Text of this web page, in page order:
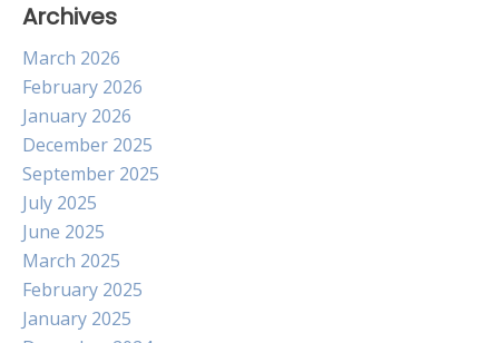
Archives
March 2026
February 2026
January 2026
December 2025
September 2025
July 2025
June 2025
March 2025
February 2025
January 2025